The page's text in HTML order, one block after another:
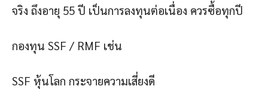
จริง ถึงอายุ 55 ปี เป็นการลงทุนต่อเนื่อง ควรซื้อทุกปี
กองทุน SSF / RMF เช่น
SSF หุ้นโลก กระจายความเสี่ยงดี